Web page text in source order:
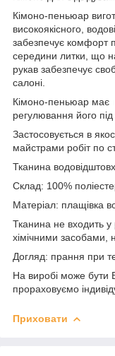
Кімоно-пеньюар
високоякісного,
забезпечує комфорт
середини литки, що
рукав забезпечує
салоні.
Кімоно-пеньюар має
регулювання його під
Застосовується в
майстрами робіт по
Тканина
Склад: 100%
Матеріал: плащівка
Тканина не входить
хімічними засобами,
Догляд: прання при
На виробі може бути
прораховуємо
Приховати